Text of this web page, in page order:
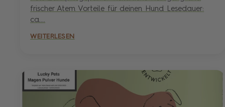
frischer Atem Vorteile für deinen Hund Lesedauer:
ca....
WEITERLESEN